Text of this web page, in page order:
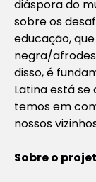
diáspora do
sobre os
educação,
negra/
disso, é
Latina está
temos em
nossos
Sobre o